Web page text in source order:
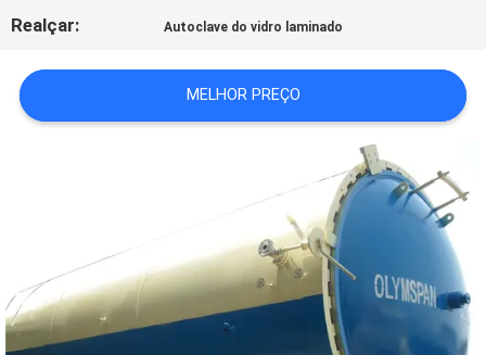
DO
SITE
PRIVACIDADE
Realçar: Autoclave do vidro laminado
MELHOR PREÇO